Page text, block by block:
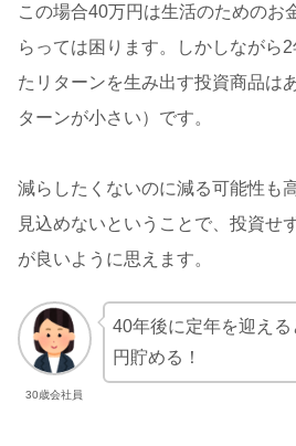
この場合40万円は生活のためのお
らっては困ります。しかしながら
たリターンを生み出す投資商品は
ターンが小さい）です。
減らしたくないのに減る可能性も
見込めないということで、投資せ
が良いように思えます。
30歳会社員
40年後に定年を迎え
円貯める！